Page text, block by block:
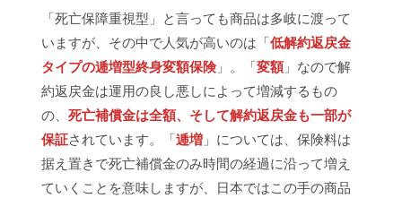
「死亡保障重視型」と言っても商品は多岐に渡って
いますが、その中で人気が高いのは「低解約返戻金
タイプの逓増型終身変額保険」。「変額」なので解
約返戻金は運用の良し悪しによって増減するもの
の、 死亡補償金は全額、そして解約返戻金も一部が
保証されています。「逓増 」については、保険料は
据え置きで死亡補償金のみ時間の経過に沿って増え
ていくことを意味しますが、日本ではこの手の商品